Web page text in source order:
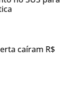
caíram R$